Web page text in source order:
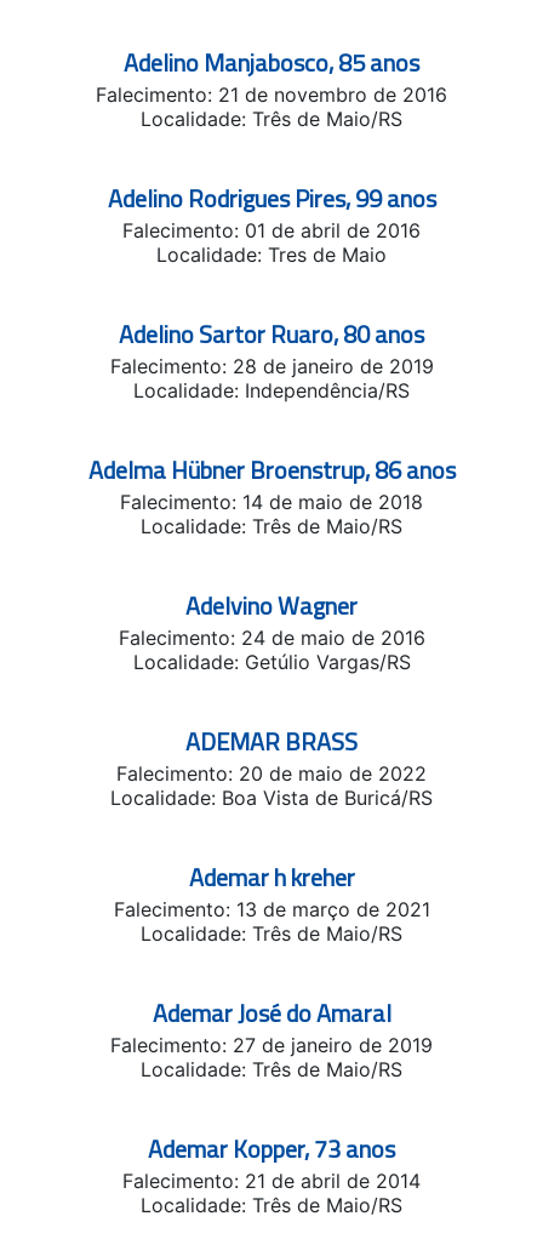
Adelino Manjabosco, 85 anos
Falecimento: 21 de novembro de 2016
Localidade: Três de Maio/RS
Adelino Rodrigues Pires, 99 anos
Falecimento: 01 de abril de 2016
Localidade: Tres de Maio
Adelino Sartor Ruaro, 80 anos
Falecimento: 28 de janeiro de 2019
Localidade: Independência/RS
Adelma Hübner Broenstrup, 86 anos
Falecimento: 14 de maio de 2018
Localidade: Três de Maio/RS
Adelvino Wagner
Falecimento: 24 de maio de 2016
Localidade: Getúlio Vargas/RS
ADEMAR BRASS
Falecimento: 20 de maio de 2022
Localidade: Boa Vista de Buricá/RS
Ademar h kreher
Falecimento: 13 de março de 2021
Localidade: Três de Maio/RS
Ademar José do Amaral
Falecimento: 27 de janeiro de 2019
Localidade: Três de Maio/RS
Ademar Kopper, 73 anos
Falecimento: 21 de abril de 2014
Localidade: Três de Maio/RS